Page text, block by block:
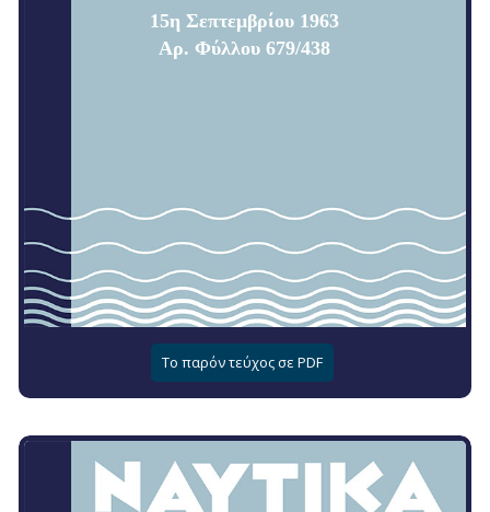
15η Σεπτεμβρίου 1963
Αρ. Φύλλου 679/438
Το παρόν τεύχος σε PDF